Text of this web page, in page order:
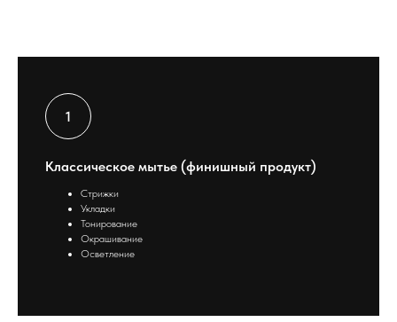
Классическое мытье (финишный продукт)
Стрижки
Укладки
Тонирование
Окрашивание
Осветление